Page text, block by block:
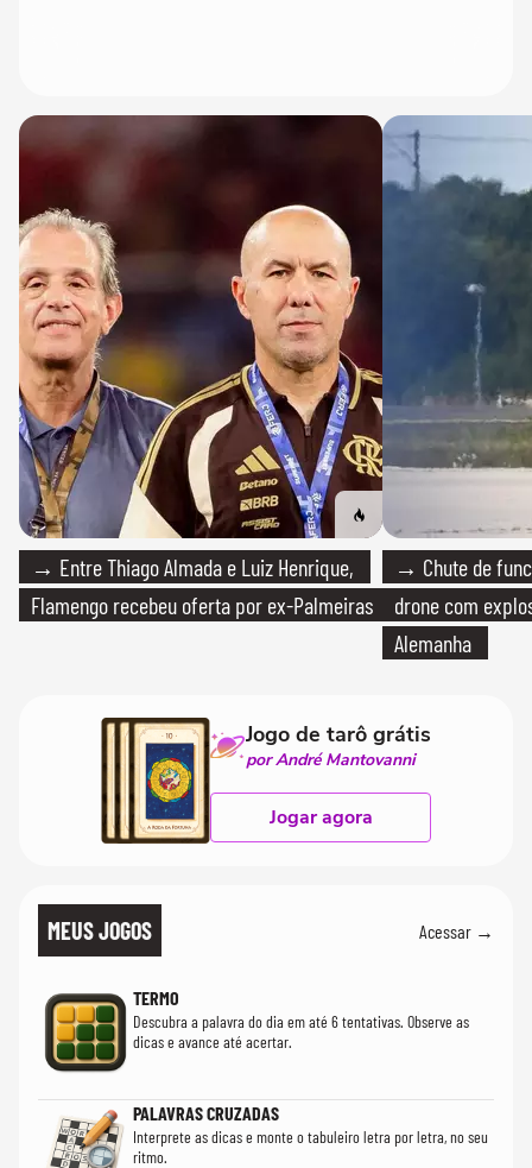
→ Entre Thiago Almada e Luiz Henrique,
Flamengo recebeu oferta por ex-Palmeiras
→ Chute de
drone com
Alemanha
Jogo de tarô grátis
por André Mantovanni
Jogar agora
MEUS JOGOS Acessar →
TERMO
Descubra a palavra do dia em até 6 tentativas. Observe as
dicas e avance até acertar.
PALAVRAS CRUZADAS
Interprete as dicas e monte o tabuleiro letra por letra, no seu
ritmo.